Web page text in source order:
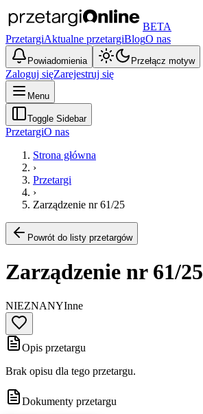
BETA
PrzetargiAktualne przetargiBlogO nas
Powiadomienia Przełącz motyw
Zaloguj sięZarejestruj się
Menu
Toggle Sidebar
PrzetargiO nas
Strona główna
›
Przetargi
›
Zarządzenie nr 61/25
Powrót do listy przetargów
Zarządzenie nr 61/25
NIEZNANYInne
Opis przetargu
Brak opisu dla tego przetargu.
Dokumenty przetargu